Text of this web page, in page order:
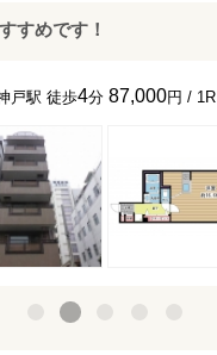
すめです！
戸駅 徒歩4分 87,000円 / 1R